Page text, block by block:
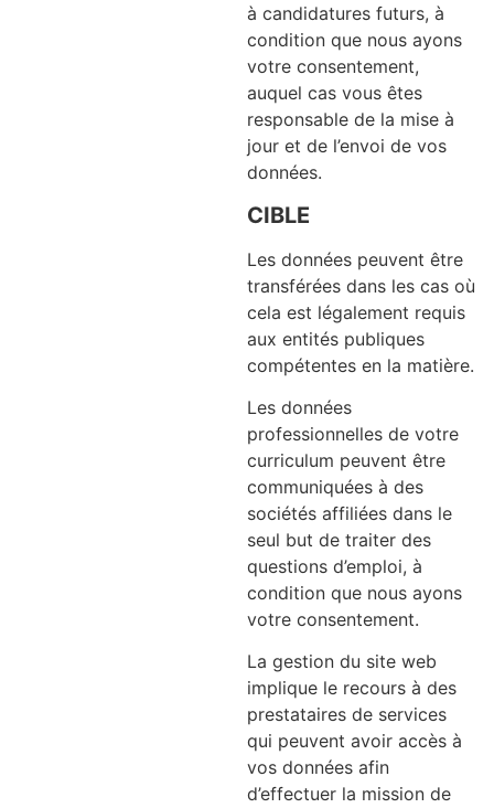
à candidatures futurs, à
condition que nous ayons
votre consentement,
auquel cas vous êtes
responsable de la mise à
jour et de l’envoi de vos
données.
CIBLE
Les données peuvent être
transférées dans les cas où
cela est légalement requis
aux entités publiques
compétentes en la matière.
Les données
professionnelles de votre
curriculum peuvent être
communiquées à des
sociétés affiliées dans le
seul but de traiter des
questions d’emploi, à
condition que nous ayons
votre consentement.
La gestion du site web
implique le recours à des
prestataires de services
qui peuvent avoir accès à
vos données afin
d’effectuer la mission de